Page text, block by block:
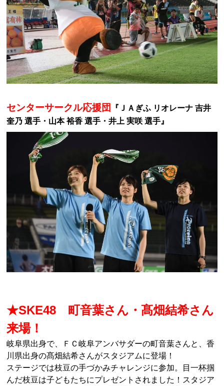
センターサークル応援団
『ＪＡぎふ リオレーナ 吉井
奎乃 選手・山本 裕香 選手・井上 実咲 選手』
★SKE48 町音葉さん・髙畑結希さん
来場！
岐阜県出身で、ＦＣ岐阜アンバサダーの町音葉さんと、香
川県出身の髙畑結希さんがスタジアムに登場！
ステージでは枝豆の手づかみチャレンジに参加。目一杯掴
んだ枝豆は子どもたちにプレゼントされました！スタジア